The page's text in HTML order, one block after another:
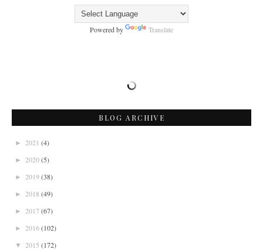
Powered by Translate
BLOG ARCHIVE
► 2021 (4)
► 2020(5)
► 2019(38)
► 2018 (49)
► 2017 (67)
► 2016(102)
▼ 2015 (172)